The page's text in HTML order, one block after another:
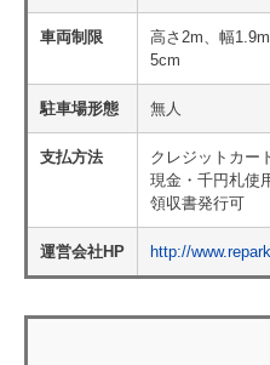
車両制限
高さ2m、幅
5cm
駐車場形態 無人
支払方法
クレジットカー
現金・千円札使
領収書発行可
運営会社HP http://